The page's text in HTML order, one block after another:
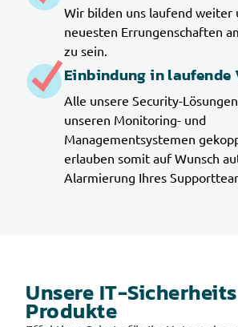
Wir bilden uns laufend weiter
neuesten Errungenschaften
zu sein.
Einbindung in laufende
Alle unsere Security-
unseren Monitoring- und
Managementsystemen
erlauben somit auf Wunsch
Alarmierung Ihres
Unsere IT-Sicherheits
Produkte